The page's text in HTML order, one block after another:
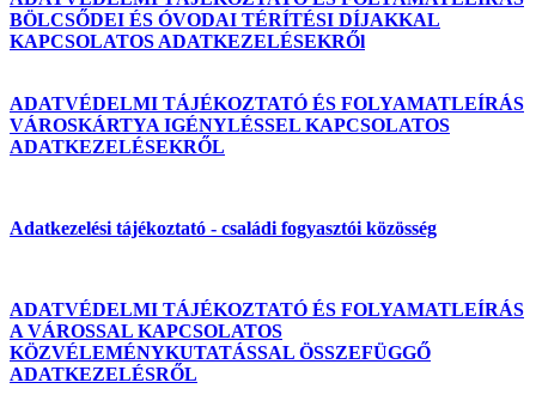
BÖLCSŐDEI ÉS ÓVODAI TÉRÍTÉSI DÍJAKKAL
KAPCSOLATOS ADATKEZELÉSEKRŐl
ADATVÉDELMI TÁJÉKOZTATÓ ÉS FOLYAMATLEÍRÁS
VÁROSKÁRTYA IGÉNYLÉSSEL KAPCSOLATOS
ADATKEZELÉSEKRŐL
Adatkezelési tájékoztató - családi fogyasztói közösség
ADATVÉDELMI TÁJÉKOZTATÓ ÉS FOLYAMATLEÍRÁS
A VÁROSSAL KAPCSOLATOS
KÖZVÉLEMÉNYKUTATÁSSAL ÖSSZEFÜGGŐ
ADATKEZELÉSRŐL